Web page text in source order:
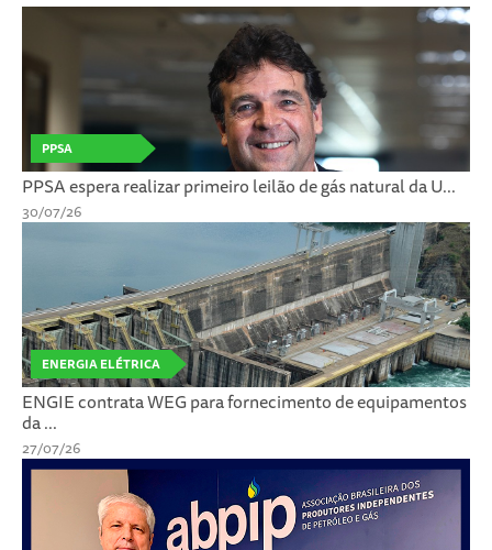
PPSA
PPSA espera realizar primeiro leilão de gás natural da U...
30/07/26
ENERGIA ELÉTRICA
ENGIE contrata WEG para fornecimento de equipamentos
da ...
27/07/26